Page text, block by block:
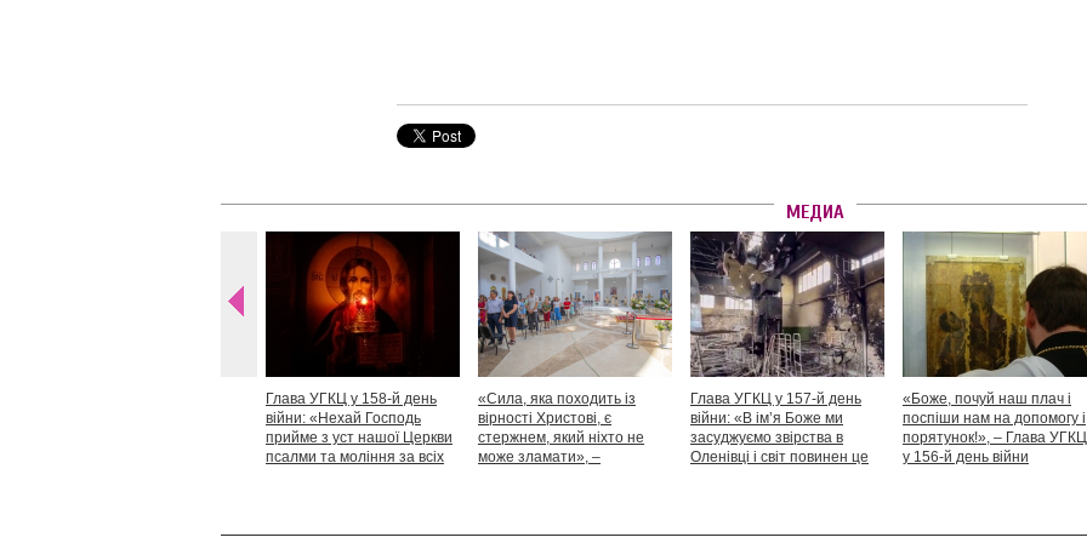
МЕДИА
Глава УГКЦ у 158-й день
війни: «Нехай Господь
прийме з уст нашої Церкви
псалми та моління за всіх
«Сила, яка походить із
вірності Христові, є
стержнем, який ніхто не
може зламати», –
Глава УГКЦ у 157-й день
війни: «В ім’я Боже ми
засуджуємо звірства в
Оленівці і світ повинен це
«Боже, почуй наш плач і
поспіши нам на допомогу і
порятунок!», – Глава УГКЦ
у 156-й день війни